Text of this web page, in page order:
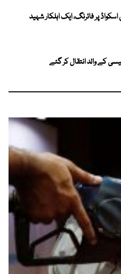
پر فائرنگ، ایک اہلکار شہید
کے والد انتقال کر گئے